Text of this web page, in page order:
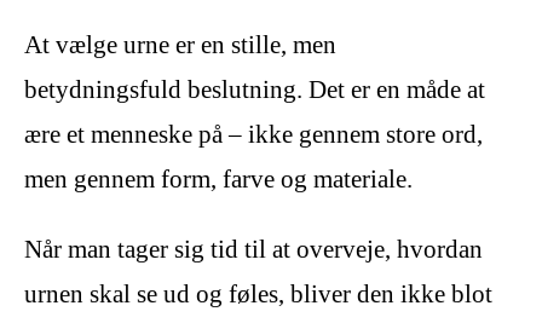
At vælge urne er en stille, men
betydningsfuld beslutning. Det er en måde at
ære et menneske på – ikke gennem store ord,
men gennem form, farve og materiale.
Når man tager sig tid til at overveje, hvordan
urnen skal se ud og føles, bliver den ikke blot